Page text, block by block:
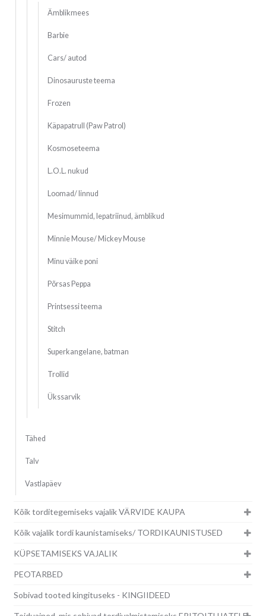
Ämblikmees
Barbie
Cars/ autod
Dinosauruste teema
Frozen
Käpapatrull (Paw Patrol)
Kosmoseteema
L.O.L. nukud
Loomad/ linnud
Mesimummid, lepatriinud, ämblikud
Minnie Mouse/ Mickey Mouse
Minu väike poni
Põrsas Peppa
Printsessi teema
Stitch
Superkangelane, batman
Trollid
Ükssarvik
Tähed
Talv
Vastlapäev
Kõik torditegemiseks vajalik VÄRVIDE KAUPA
Kõik vajalik tordi kaunistamiseks/ TORDIKAUNISTUSED
KÜPSETAMISEKS VAJALIK
PEOTARBED
Sobivad tooted kingituseks - KINGIIDEED